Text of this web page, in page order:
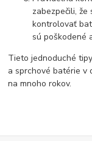
zabezpečili, že
kontrolovať
sú poškodené
Tieto jednoduché
a sprchové batérie v
na mnoho rokov.